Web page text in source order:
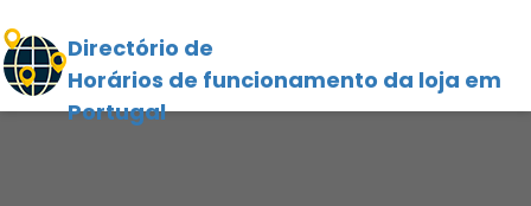
Directório de
Horários de funcionamento da loja em
Portugal